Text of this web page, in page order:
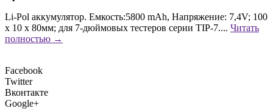
Li-Pol аккумулятор. Емкость:5800 mAh, Напряжение: 7,4V; 100
х 10 х 80мм; для 7-дюймовых тестеров серии TIP-7.... Читать
полностью →
Facebook
Twitter
Вконтакте
Google+